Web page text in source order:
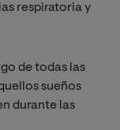
respiratoria y
de todas las
sueños
durante las